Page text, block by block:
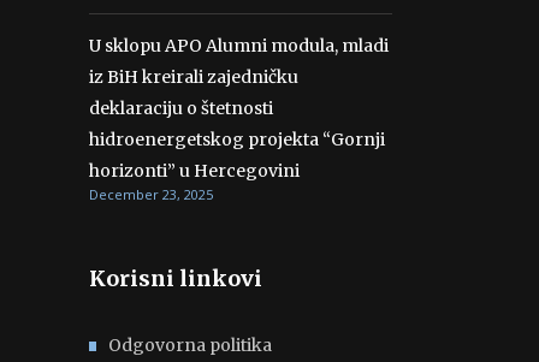
U sklopu APO Alumni modula, mladi
iz BiH kreirali zajedničku
deklaraciju o štetnosti
hidroenergetskog projekta “Gornji
horizonti” u Hercegovini
December 23, 2025
Korisni linkovi
Odgovorna politika